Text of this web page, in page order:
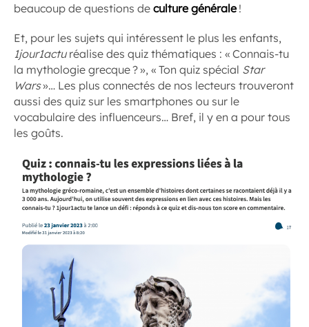
beaucoup de questions de culture générale!
Et, pour les sujets qui intéressent le plus les enfants,
1jour1acturéalise des quiz thématiques : « Connais-tu
la mythologie grecque ? », « Ton quiz spécial Star
Wars»… Les plus connectés de nos lecteurs trouveront
aussi des quiz sur les smartphones ou sur le
vocabulaire des influenceurs… Bref, il y en a pour tous
les goûts.